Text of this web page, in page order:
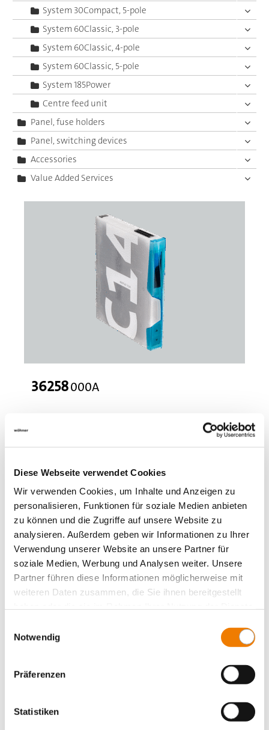
Diese Webseite verwendet Cookies
Wir verwenden Cookies, um Inhalte und Anzeigen zu
personalisieren, Funktionen für soziale Medien anbieten
zu können und die Zugriffe auf unsere Website zu
analysieren. Außerdem geben wir Informationen zu Ihrer
Verwendung unserer Website an unsere Partner für
soziale Medien, Werbung und Analysen weiter. Unsere
Partner führen diese Informationen möglicherweise mit
weiteren Daten zusammen, die Sie ihnen bereitgestellt
Notwendig
Präferenzen
Statistiken
System 30Compact, 5-pole
System 60Classic, 3-pole
System 60Classic, 4-pole
System 60Classic, 5-pole
System 185Power
Centre feed unit
Panel, fuse holders
Panel, switching devices
Accessories
Value Added Services
36258000A
electronic motor starter, 3-pole or 1-pole switchable
direct and reversing starter 0.1 - 2.6 A
Soft start inclusive and pre-installed
36262